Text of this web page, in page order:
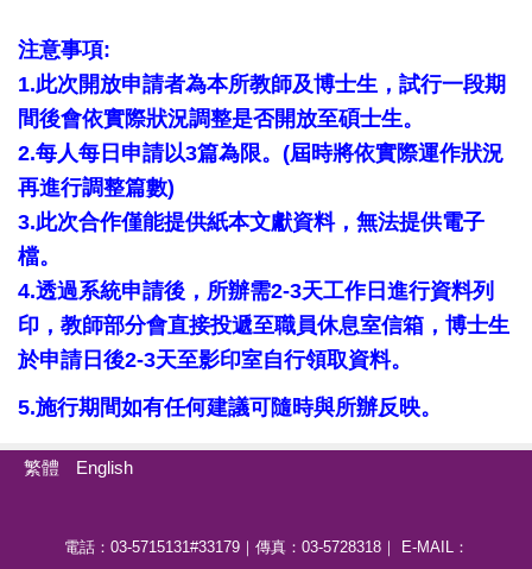
注意事項:
1.此次開放申請者為本所教師及博士生， 試行一段期
間後會依實際狀況調整是否開放至碩士生。
2.每人每日申請以3篇為限。(屆時將依實際運作狀況
再進行調整篇數)
3.此次合作僅能提供紙本文獻資料，無法提供電子
檔。
4.透過系統申請後，所辦需2-3天工作日進行資料列
印， 教師部分會直接投遞至職員休息室信箱，博士生
於申請日後2-3天至影印室自行領取資料。
5.施行期間如有任何建議可隨時與所辦反映。
繁體 English
電話：03-5715131#33179｜傳真：03-5728318｜ E-MAIL：